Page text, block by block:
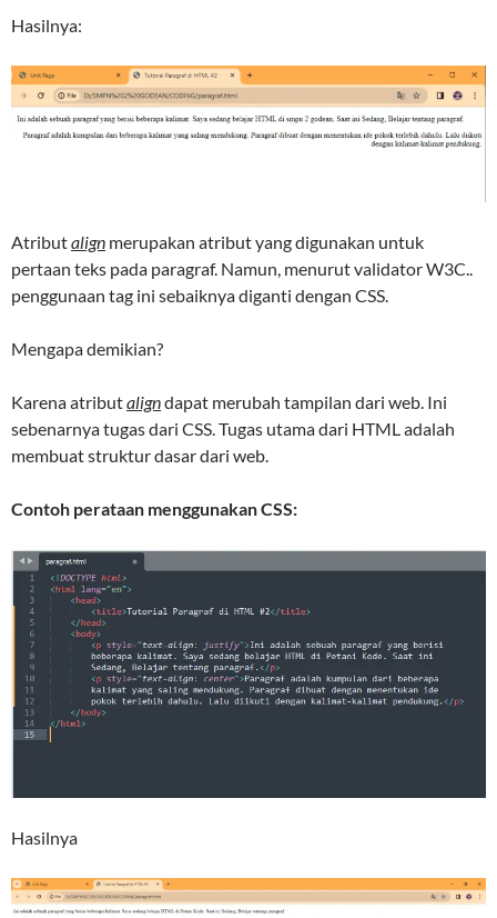
Hasilnya:
Atributalign merupakan atribut yang digunakan untuk
pertaan teks pada paragraf. Namun, menurut validator W3C..
penggunaan tag ini sebaiknya diganti dengan CSS.
Mengapa demikian?
Karena atributaligndapat merubah tampilan dari web. Ini
sebenarnya tugas dari CSS. Tugas utama dari HTML adalah
membuat struktur dasar dari web.
Contoh perataan menggunakan CSS:
Hasilnya